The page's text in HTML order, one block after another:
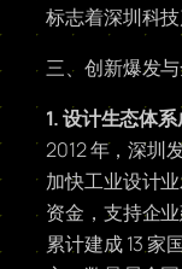
标志着深圳科技
三、创新爆发
1. 设计生态体
2012 年，深圳
加快工业设计
资金，支持企
累计建成 13 家